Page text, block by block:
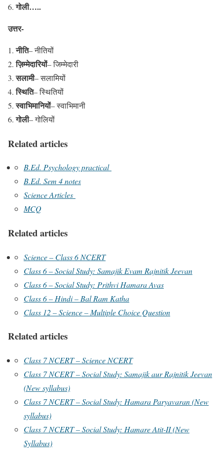
गोली…..
उत्तर-
नीति– नीतियों
ज़िम्मेदारियों– जिम्मेदारी
सलामी– सलामियों
स्थिति– स्थितियों
स्वाभिमानियों– स्वाभिमानी
गोली– गोलियों
Related articles
B.Ed. Psychology practical
B.Ed. Sem 4 notes
Science Articles
MCQ
Related articles
Science – Class 6 NCERT
Class 6 – Social Study: Samajik Evam Rajnitik Jeevan
Class 6 – Social Study: Prithvi Hamara Avas
Class 6 – Hindi – Bal Ram Katha
Class 12 – Science – Multiple Choice Question
Related articles
Class 7 NCERT – Science NCERT
Class 7 NCERT – Social Study: Samajik aur Rajnitik Jeevan
(New syllabus)
Class 7 NCERT – Social Study: Hamara Paryavaran (New
syllabus)
Class 7 NCERT – Social Study: Hamare Atit-II (New
Syllabus)